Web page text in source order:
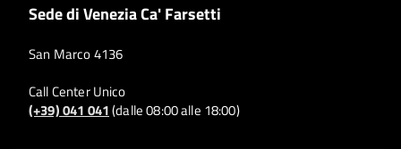
Sede di Venezia Ca' Farsetti
San Marco 4136
Call Center Unico
(+39) 041 041(dalle 08:00 alle 18:00)